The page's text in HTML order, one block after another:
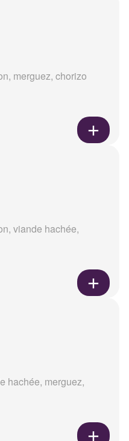
merguez, chorizo
viande hachée,
hachée, merguez,